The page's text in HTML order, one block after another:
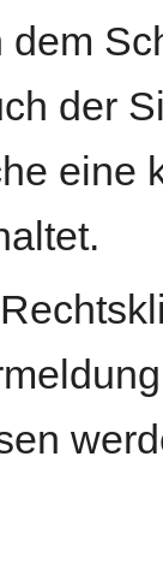
der
eine